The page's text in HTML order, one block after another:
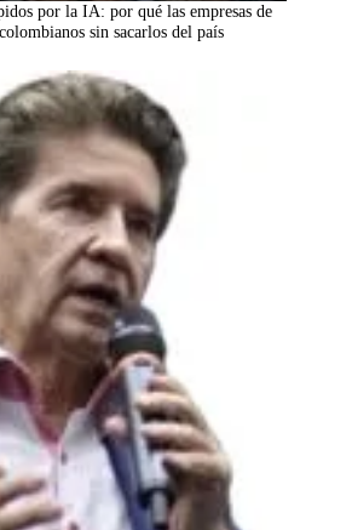
por la IA: por qué las empresas de
sin sacarlos del país